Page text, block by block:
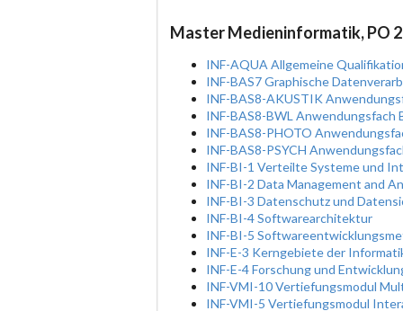
Master Medieninformatik, PO
INF-AQUA Allgemeine
INF-BAS7 Graphische
INF-BAS8-AKUSTIK
INF-BAS8-BWL
INF-BAS8-PHOTO
INF-BAS8-PSYCH
INF-BI-1 Verteilte Systeme und
INF-BI-2 Data Management and
INF-BI-3 Datenschutz und
INF-BI-4 Softwarearchitektur
INF-BI-5
INF-E-3 Kerngebiete der
INF-E-4 Forschung und
INF-VMI-10 Vertiefungsmodul
INF-VMI-5 Vertiefungsmodul